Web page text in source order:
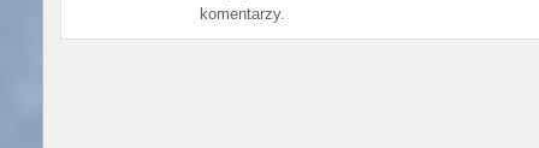
komentarzy.